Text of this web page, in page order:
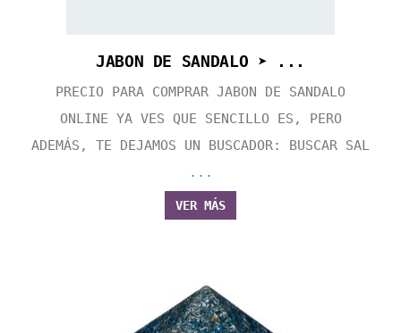
JABON DE SANDALO ➤ ...
PRECIO PARA COMPRAR JABON DE SANDALO
ONLINE YA VES QUE SENCILLO ES, PERO
ADEMÁS, TE DEJAMOS UN BUSCADOR: BUSCAR SAL
...
VER MÁS